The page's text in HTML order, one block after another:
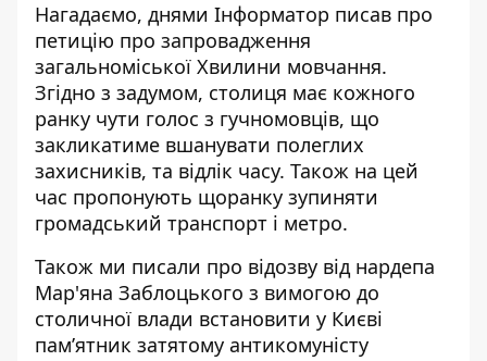
Нагадаємо, днями Інформатор писав про
петицію про запровадження
загальноміської Хвилини мовчання.
Згідно з задумом, столиця має кожного
ранку чути голос з гучномовців, що
закликатиме вшанувати полеглих
захисників, та відлік часу. Також на цей
час пропонують щоранку зупиняти
громадський транспорт і метро.
Також ми писали про відозву від нардепа
Мар'яна Заблоцького з вимогою до
столичної влади встановити у Києві
пам’ятник затятому антикомуністу